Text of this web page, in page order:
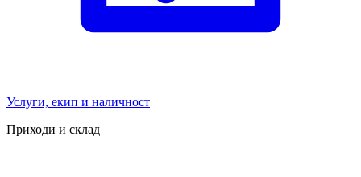
Услуги, екип и наличност
Приходи и склад